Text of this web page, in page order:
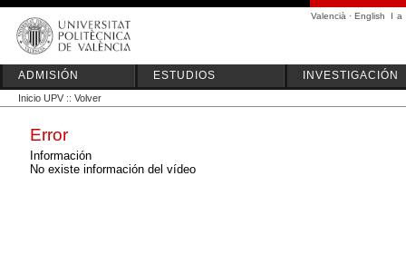
Valencià · English I a
ADMISIÓN ESTUDIOS INVESTIGACIÓN
Inicio UPV :: Volver
Error
Información
No existe información del vídeo